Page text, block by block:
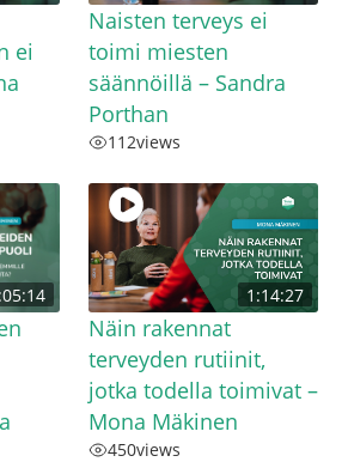
ei
Naisten terveys ei
toimi miesten
säännöillä – Sandra
Porthan
112views
1:14:27
Näin rakennat
terveyden rutiinit,
jotka todella toimivat –
Mona Mäkinen
450views